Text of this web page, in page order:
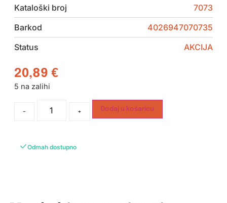
Kataloški broj
7073
Barkod
4026947070735
Status
AKCIJA
20,89 €
5 na zalihi
- + Dodaj u košaricu
Odmah dostupno